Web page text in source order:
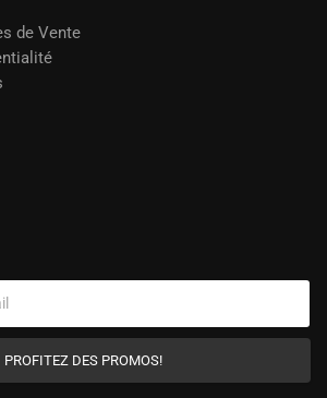
de Vente
PROFITEZ DES PROMOS!